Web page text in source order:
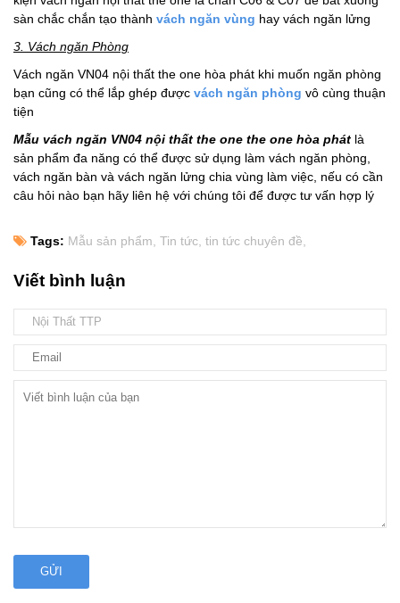
sàn chắc chắn tạo thành vách ngăn vùng hay vách ngăn lửng
3. Vách ngăn Phòng
Vách ngăn VN04 nội thất the one hòa phát khi muốn ngăn phòng
bạn cũng có thể lắp ghép được vách ngăn phòng vô cùng thuận
tiện
Mẫu vách ngăn VN04 nội thất the one the one hòa phát là
sản phẩm đa năng có thể được sử dụng làm vách ngăn phòng,
vách ngăn bàn và vách ngăn lửng chia vùng làm việc, nếu có cần
câu hỏi nào bạn hãy liên hệ với chúng tôi để được tư vấn hợp lý
Tags: Mẫu sản phẩm, Tin tức, tin tức chuyên đề,
Viết bình luận
GỬI